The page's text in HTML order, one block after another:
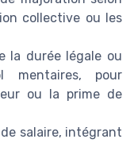
collective ou les
la durée légale ou
mentaires, pour
ou la prime de
salaire, intégrant